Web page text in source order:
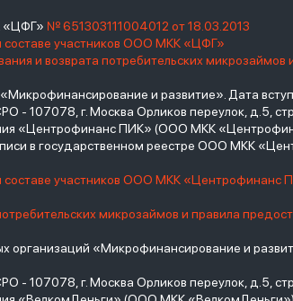
«ЦФГ» № 651303111004012 от 18.03.2013
составе участников ООО МКК «ЦФГ»
и возврата потребительских микрозаймов
и развитие». Дата
- 107078, г. Москва Орликов переулок, д.5,
«Центрофинанс ПИК» (ООО МКК
в государственном реестре ООО МКК
составе участников ООО МКК «Центрофинанс
микрозаймов и правила
«Микрофинансирование и
- 107078, г. Москва Орликов переулок, д.5,